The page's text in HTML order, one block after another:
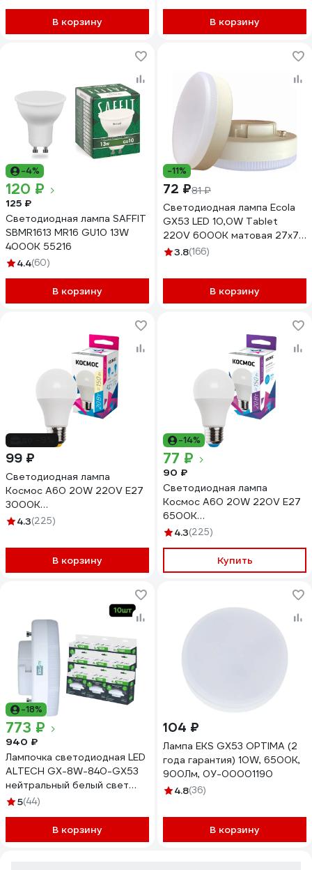
В корзину
В корзину
-4%
120 ₽
125 ₽
Светодиодная лампа SAFFIT
SBMR1613 MR16 GU10 13W
4000K 55216
4.4(60)
В корзину
-11%
72 ₽81 ₽
Светодиодная лампа Ecola
GX53 LED 10,0W Tablet
220V 6000K матовая 27x75
T5QD10ELC
3.8(166)
В корзину
99 ₽
Светодиодная лампа
Космос А60 20W 220V E27
3000K
LkecLED20wA60E2730
4.3(225)
В корзину
-14%
77 ₽
90 ₽
Светодиодная лампа
Космос А60 20W 220V E27
6500K
LkecLED20wA60E2765
4.3(225)
Купить
-18%
773 ₽
940 ₽
Лампочка светодиодная LED
ALTECH GX-8W-840-GX53
нейтральный белый свет
10шт 4673758072368
5(44)
В корзину
104 ₽
Лампа EKS GX53 OPTIMA (2
года гарантия) 10W, 6500К,
900Лм, 0У-00001190
4.8(36)
В корзину